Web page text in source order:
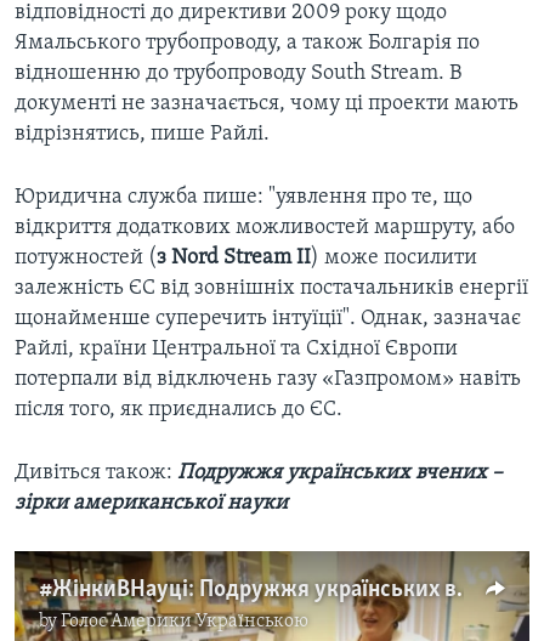
відповідності до директиви 2009 року щодо
Ямальського трубопроводу, а також Болгарія по
відношенню до трубопроводу South Stream. В
документі не зазначається, чому ці проекти мають
відрізнятись, пише Райлі.
Юридична служба пише: "уявлення про те, що
відкриття додаткових можливостей маршруту, або
потужностей (з Nord Stream II) може посилити
залежність ЄС від зовнішніх постачальників енергії
щонайменше суперечить інтуїції". Однак, зазначає
Райлі, країни Центральної та Східної Європи
потерпали від відключень газу «Газпромом» навіть
після того, як приєднались до ЄС.
Дивіться також: Подружжя українських вчених –
зірки американської науки
#ЖінкиВНауці: Подружжя українських вчених – зірки американської науки. Відео
byГолос Америки Українською